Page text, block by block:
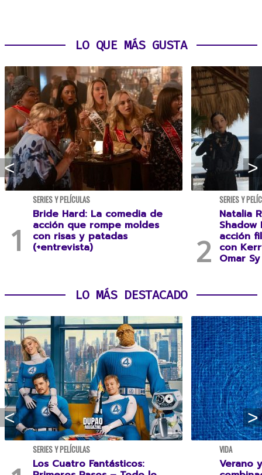
LO QUE MÁS GUSTA
SERIES Y PELÍCULAS
Bride Hard: La comedia de
acción que rompe moldes
con risas y patadas
(+entrevista)
SERIES Y
Natalia
acción
con
Omar
LO MÁS DESTACADO
SERIES Y PELÍCULAS
Los Cuatro Fantásticos:
VIDA
Verano